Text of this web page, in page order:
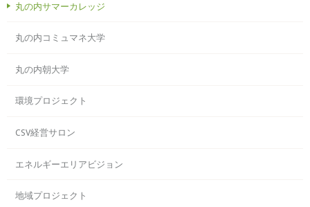
丸の内サマーカレッジ
丸の内コミュマネ大学
丸の内朝大学
環境プロジェクト
CSV経営サロン
エネルギーエリアビジョン
地域プロジェクト